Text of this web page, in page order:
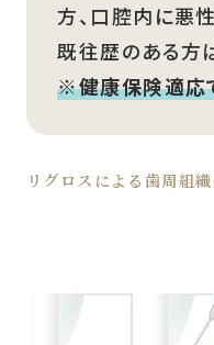
方、口腔内に悪
既往歴のある方
※健康保険適応
リグロスによる歯周組